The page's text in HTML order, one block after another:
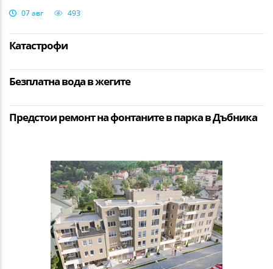
07 авг 493
Катастрофи
Безплатна вода в жегите
Предстои ремонт на фонтаните в парка в Дъбника